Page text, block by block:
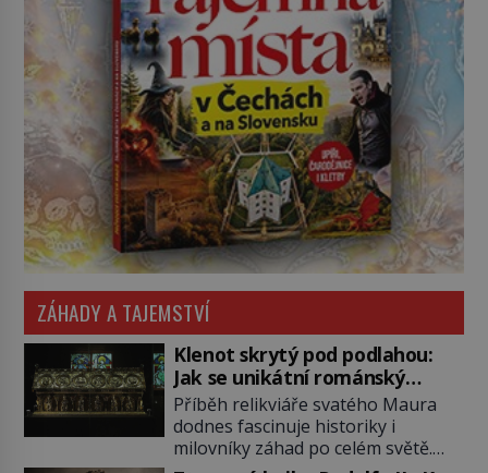
ZÁHADY A TAJEMSTVÍ
Klenot skrytý pod podlahou:
Jak se unikátní románský
poklad dostal do zapadlého
Bečova?
Příběh relikviáře svatého Maura
dodnes fascinuje historiky i
milovníky záhad po celém světě.